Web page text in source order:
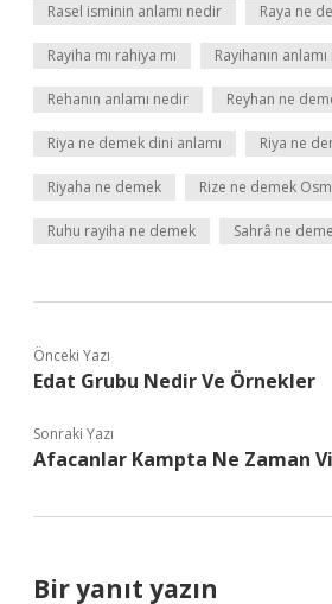
Rasel isminin anlamı nedir Raya ne
Rayiha mı rahiya mı Rayihanın anlamı
Rehanın anlamı nedir Reyhan ne
Riya ne demek dini anlamı Riya ne
Riyaha ne demek Rize ne demek
Ruhu rayiha ne demek Sahrâ ne
Önceki Yazı
Edat Grubu Nedir Ve Örnekler
Sonraki Yazı
Afacanlar Kampta Ne Zaman
Bir yanıt yazın